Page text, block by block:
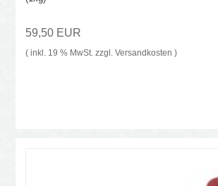
59,50 EUR
( inkl. 19 % MwSt. zzgl. Versandkosten )